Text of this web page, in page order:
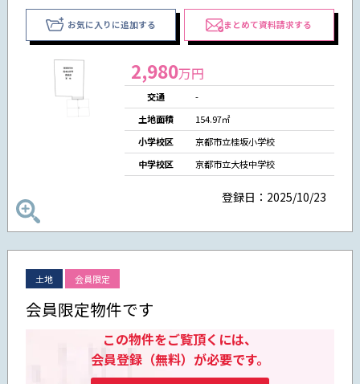
お気に入りに追加する まとめて資料請求する
2,980万円
交通
-
土地面積
154.97㎡
小学校区
京都市立桂坂小学校
中学校区
京都市立大枝中学校
登録日：2025/10/23
土地 会員限定
会員限定物件です
この物件をご覧頂くには、
会員登録（無料）が必要です。